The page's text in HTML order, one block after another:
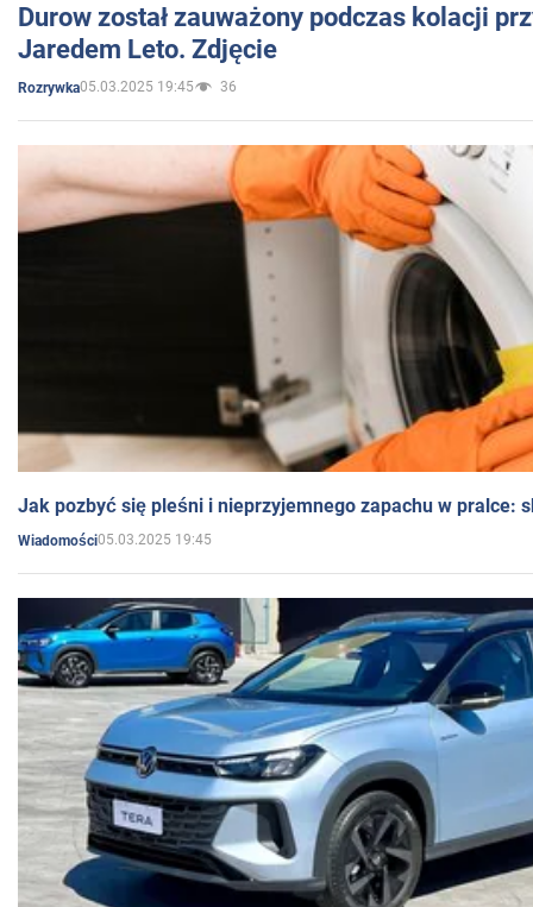
Durow został zauważony podczas kolacji
Jaredem Leto. Zdjęcie
Rozrywka05.03.2025 19:45 36
Jak pozbyć się pleśni i nieprzyjemnego zapachu w pralce:
Wiadomości05.03.2025 19:45